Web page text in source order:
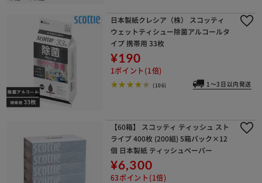
日本製紙クレシア（株） スコッティ
ウェットティシュー除菌アルコールタ
イプ 携帯用 33枚
¥190
1ポイント(1倍)
(106) 1～3日以内発送
【60箱】 スコッティ ティッシュ スト
ライプ 400枚 (200組) 5箱パック×12
個 日本製紙 ティッシュペーパー
¥6,300
63ポイント(1倍)